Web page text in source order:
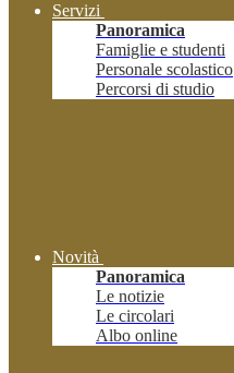
Servizi
Panoramica
Famiglie e studenti
Personale scolastico
Percorsi di studio
Novità
Panoramica
Le notizie
Le circolari
Albo online